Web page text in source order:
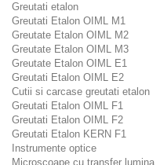
Greutati etalon
Greutati Etalon OIML M1
Greutate Etalon OIML M2
Greutate Etalon OIML M3
Greutate Etalon OIML E1
Greutati Etalon OIML E2
Cutii si carcase greutati etalon
Greutati Etalon OIML F1
Greutati Etalon OIML F2
Greutati Etalon KERN F1
Instrumente optice
Microscoape cu transfer lumina